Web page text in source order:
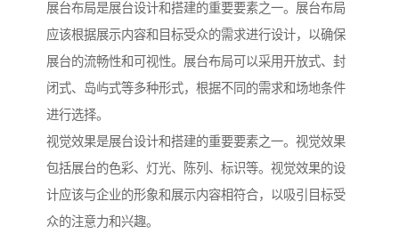
展台布局是展台设计和搭建的重要要素之一。展台布局
应该根据展示内容和目标受众的需求进行设计，以确保
展台的流畅性和可视性。展台布局可以采用开放式、封
闭式、岛屿式等多种形式，根据不同的需求和场地条件
进行选择。
视觉效果是展台设计和搭建的重要要素之一。视觉效果
包括展台的色彩、灯光、陈列、标识等。视觉效果的设
计应该与企业的形象和展示内容相符合，以吸引目标受
众的注意力和兴趣。